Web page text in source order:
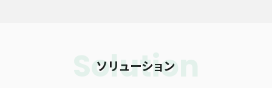
ソリューション
Solution